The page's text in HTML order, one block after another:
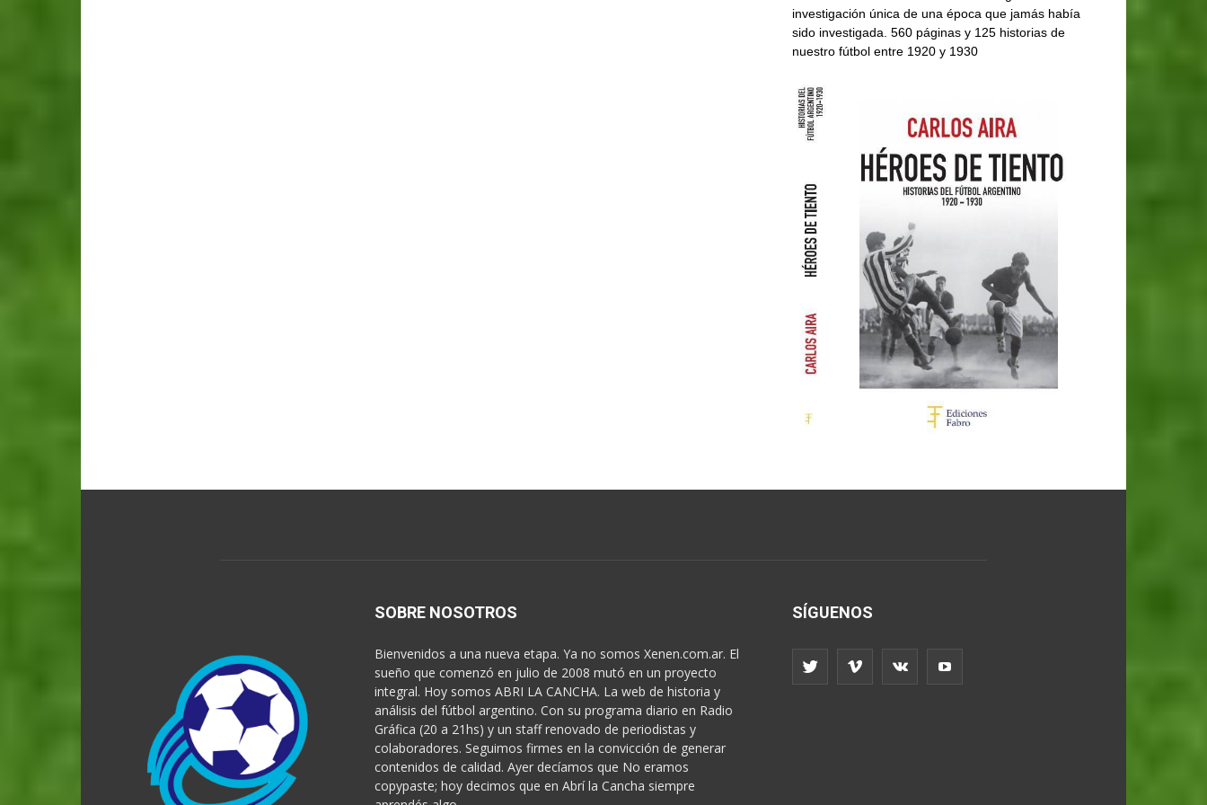
investigación única de una época que jamás había
sido investigada. 560 páginas y 125 historias de
nuestro fútbol entre 1920 y 1930
SOBRE NOSOTROS
Bienvenidos a una nueva etapa. Ya no somos Xenen.com.ar. El
sueño que comenzó en julio de 2008 mutó en un proyecto
integral. Hoy somos ABRI LA CANCHA. La web de historia y
análisis del fútbol argentino. Con su programa diario en Radio
Gráfica (20 a 21hs) y un staff renovado de periodistas y
colaboradores. Seguimos firmes en la convicción de generar
contenidos de calidad. Ayer decíamos que No eramos
copypaste; hoy decimos que en Abrí la Cancha siempre
SÍGUENOS